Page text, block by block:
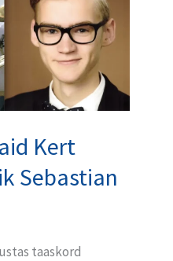
Kert
Sebastian
taaskord